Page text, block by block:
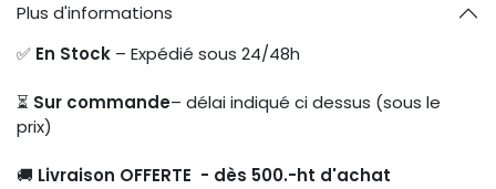
Plus d'informations
✅ En Stock – Expédié sous 24/48h
⏳ Sur commande– délai indiqué ci dessus (sous le
prix)
🚚 Livraison OFFERTE - dès 500.-ht d'achat